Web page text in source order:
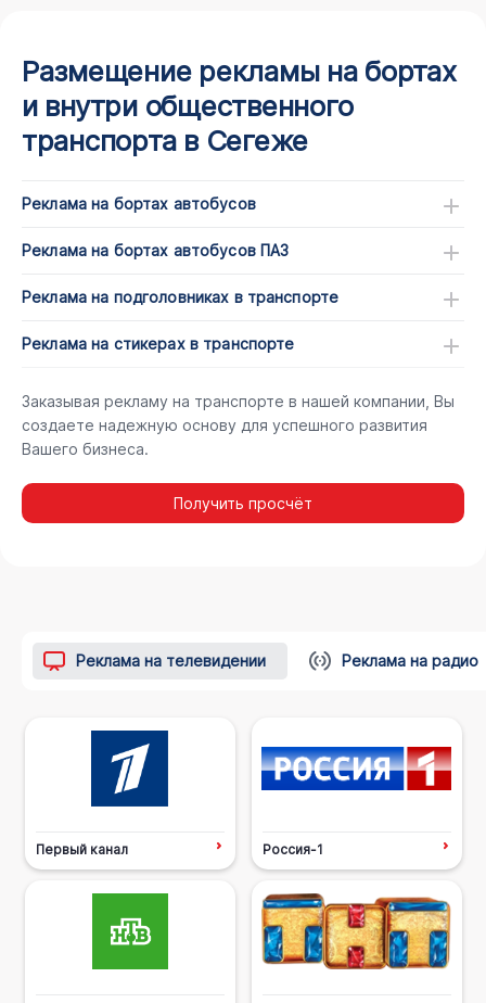
Размещение рекламы на бортах
и внутри общественного
транспорта в Сегеже
Реклама на бортах автобусов
Реклама на бортах автобусов ПАЗ
Реклама на подголовниках в транспорте
Реклама на стикерах в транспорте
Заказывая рекламу на транспорте в нашей компании, Вы
создаете надежную основу для успешного развития
Вашего бизнеса.
Получить просчёт
Реклама на телевидении Реклама на радио
Первый канал Россия-1